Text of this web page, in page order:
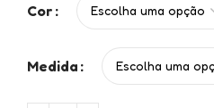
Cor
Medida